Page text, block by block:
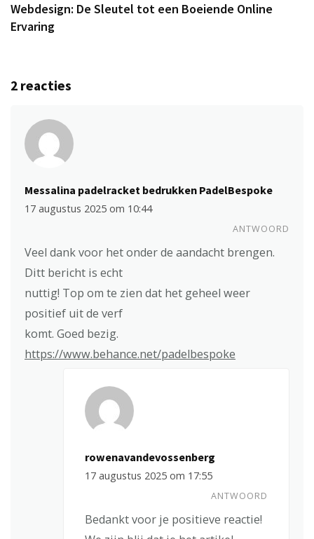
Webdesign: De Sleutel tot een Boeiende Online
Ervaring
2 reacties
Messalina padelracket bedrukken PadelBespoke
17 augustus 2025 om 10:44
ANTWOORD
Veel dank voor het onder de aandacht brengen.
Ditt bericht is echt
nuttig! Top om te zien dat het geheel weer
positief uit de verf
komt. Goed bezig.
https://www.behance.net/padelbespoke
rowenavandevossenberg
17 augustus 2025 om 17:55
ANTWOORD
Bedankt voor je positieve reactie!